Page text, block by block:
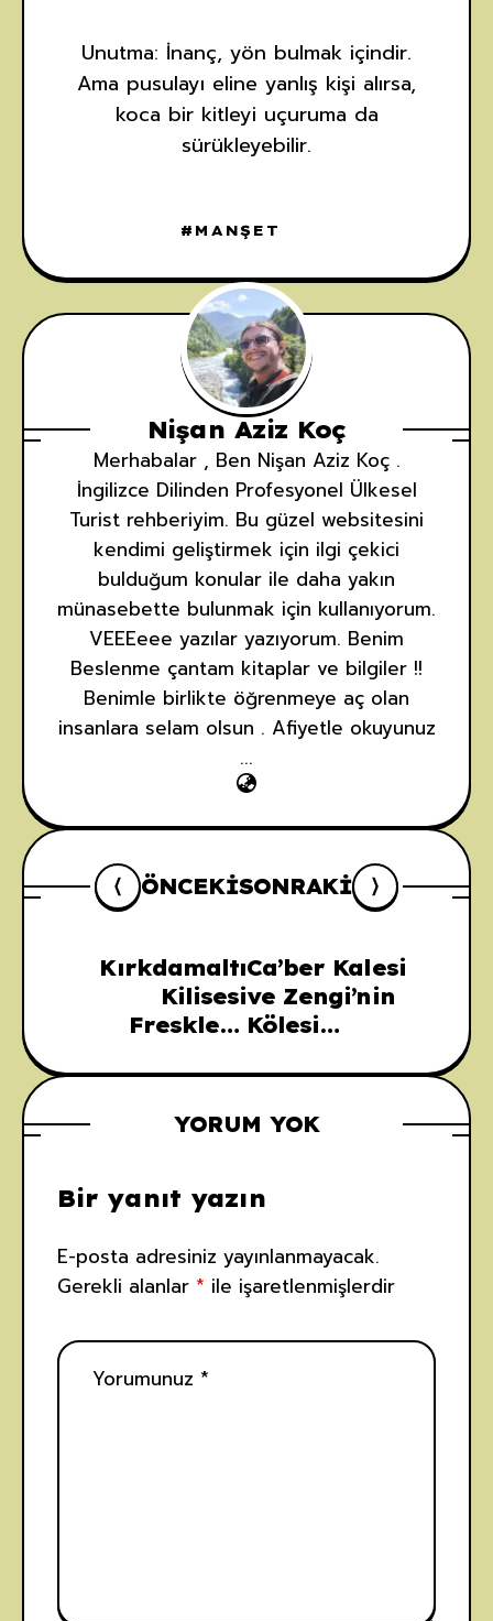
Unutma: İnanç, yön bulmak içindir.
Ama pusulayı eline yanlış kişi alırsa,
koca bir kitleyi uçuruma da
sürükleyebilir.
MANŞET
Nişan Aziz Koç
Merhabalar , Ben Nişan Aziz Koç .
İngilizce Dilinden Profesyonel Ülkesel
Turist rehberiyim. Bu güzel websitesini
kendimi geliştirmek için ilgi çekici
bulduğum konular ile daha yakın
münasebette bulunmak için kullanıyorum.
VEEEeee yazılar yazıyorum. Benim
Beslenme çantam kitaplar ve bilgiler !!
Benimle birlikte öğrenmeye aç olan
insanlara selam olsun . Afiyetle okuyunuz
...
ÖNCEKISONRAKI
Kırkdamaltı
Kilisesi
Freskleri:
Gizli Sanat
Hazinesi
Ca’ber Kalesi
ve Zengi’nin
Kölesi
Öldürülmesi
YORUM YOK
Bir yanıt yazın
E-posta adresiniz yayınlanmayacak.
Gerekli alanlar * ile işaretlenmişlerdir